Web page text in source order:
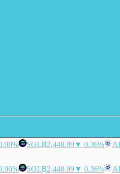
SOL฿2,448.99▼ 0.36%
SOL฿2,448.99▼ 0.36%